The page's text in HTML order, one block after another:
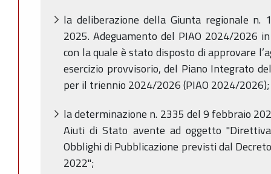
la deliberazione della Giunta regionale n.
2025. Adeguamento del PIAO 2024/2026
con la quale è stato disposto di approvare
esercizio provvisorio, del Piano Integrato
per il triennio 2024/2026 (PIAO 2024/2026);
la determinazione n. 2335 del 9 febbraio
Aiuti di Stato avente ad oggetto
Obblighi di Pubblicazione previsti dal
2022";